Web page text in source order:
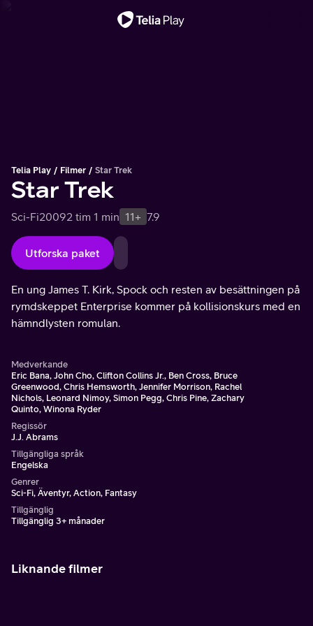
Telia Play Filmer Star Trek
Star Trek
Sci-Fi20092 tim 1 min 11+ 7.9
Utforska paket
En ung James T. Kirk, Spock och resten av besättningen på
rymdskeppet Enterprise kommer på kollisionskurs med en
hämndlysten romulan.
Medverkande
Eric Bana, John Cho, Clifton Collins Jr., Ben Cross, Bruce
Greenwood, Chris Hemsworth, Jennifer Morrison, Rachel
Nichols, Leonard Nimoy, Simon Pegg, Chris Pine, Zachary
Quinto, Winona Ryder
Regissör
J.J. Abrams
Tillgängliga språk
Engelska
Genrer
Sci-Fi, Äventyr, Action, Fantasy
Tillgänglig
Tillgänglig 3+ månader
Liknande filmer